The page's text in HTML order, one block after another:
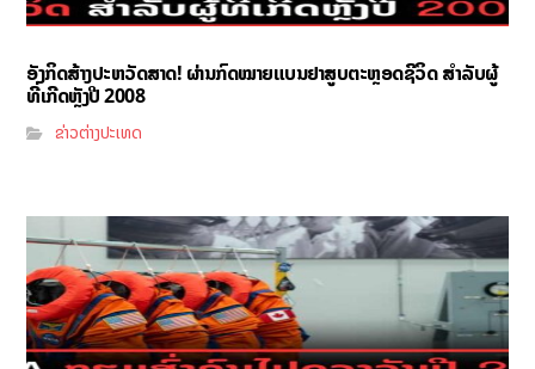
ອັງກິດສ້າງປະຫວັດສາດ! ຜ່ານກົດໝາຍແບນຢາສູບຕະຫຼອດຊີວິດ ສຳລັບຜູ້
ທີ່ເກີດຫຼັງປີ 2008
ຂ່າວຕ່າງປະເທດ